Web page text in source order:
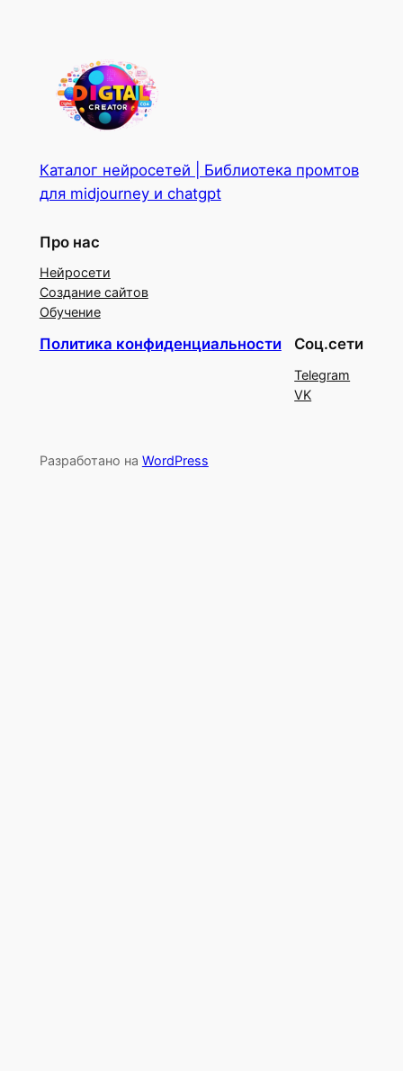
Каталог нейросетей | Библиотека промтов
для midjourney и chatgpt
Про нас
Нейросети
Создание сайтов
Обучение
Политика конфиденциальности Соц.сети
Telegram
VK
Разработано на WordPress